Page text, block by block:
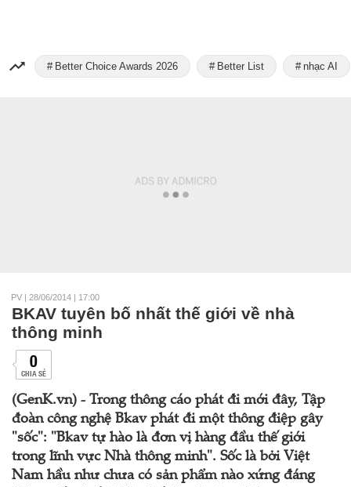
Better Choice Awards 2026 Better List nhạc AI
PV | 28/06/2014 | 17:00
BKAV tuyên bố nhất thế giới về nhà
thông minh
0
CHIA SẺ
(GenK.vn) - Trong thông cáo phát đi mới đây, Tập
đoàn công nghệ Bkav phát đi một thông điệp gây
"sốc": "Bkav tự hào là đơn vị hàng đầu thế giới
trong lĩnh vực Nhà thông minh". Sốc là bởi Việt
Nam hầu như chưa có sản phẩm nào xứng đáng